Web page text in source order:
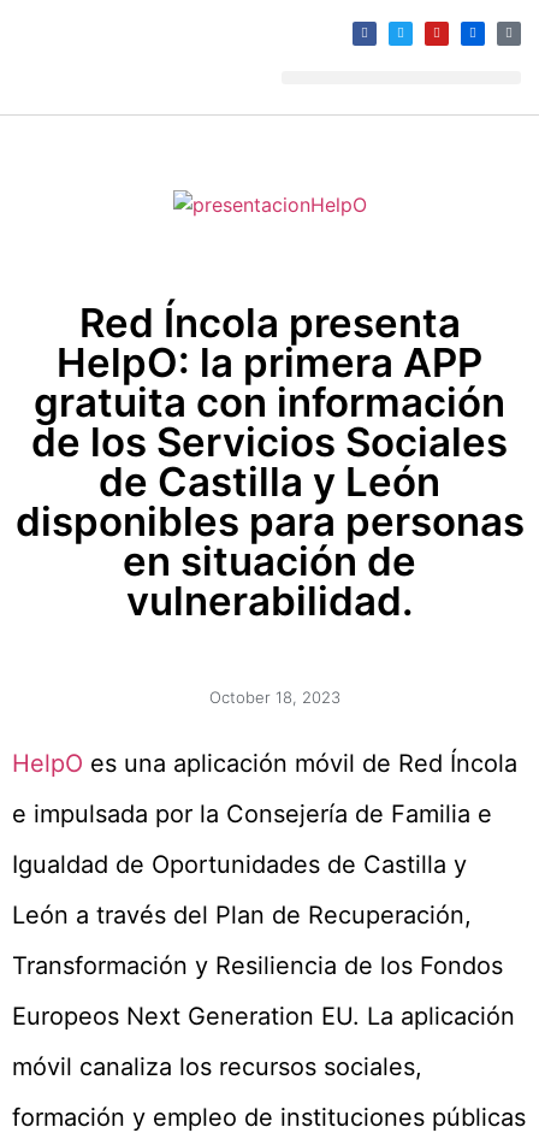
Red Íncola presenta
HelpO: la primera APP
gratuita con información
de los Servicios Sociales
de Castilla y León
disponibles para personas
en situación de
vulnerabilidad.
October 18, 2023
HelpO es una aplicación móvil de Red Íncola
e impulsada por la Consejería de Familia e
Igualdad de Oportunidades de Castilla y
León a través del Plan de Recuperación,
Transformación y Resiliencia de los Fondos
Europeos Next Generation EU. La aplicación
móvil canaliza los recursos sociales,
formación y empleo de instituciones públicas